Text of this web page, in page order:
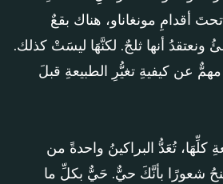
أقدامِ مونغاناو، هناك بقعٌ
أنها ثلجٌ. لكنَّهَا ليسَتْ كذلك.
عن كيفيةِ تغيُّرِ الطبيعةِ قبلَ
كلِّهَا، تُعَدُّ البراكينُ واحدةً من
شعورًا بأنَّكَ حيٌّ. حَيٌّ بكلِّ ما